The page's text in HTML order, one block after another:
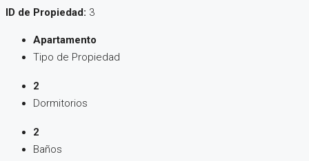
ID de Propiedad: 3
Apartamento
Tipo de Propiedad
2
Dormitorios
2
Baños